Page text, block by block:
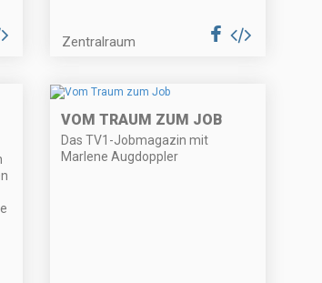
Zentralraum
VOM TRAUM ZUM JOB
Das TV1-Jobmagazin mit
Marlene Augdoppler